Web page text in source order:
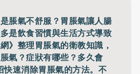
脹氣不舒服？胃脹氣讓人腸
是飲食習慣與生活方式導致
》整理胃脹氣的衛教知識，
氣？症狀有哪些？多久會
快速消除胃脹氣的方法。不